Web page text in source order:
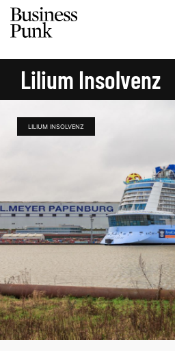
Lilium Insolvenz
LILIUM INSOLVENZ